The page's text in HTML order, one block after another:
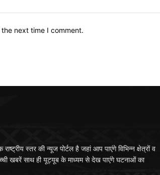
next time I comment.
स्तर की न्यूज पोर्टल है जहां आप पाएंगे विभिन्न क्षेत्रों व
खबरें साथ ही यूट्यूब के माध्यम से देख पाएंगे घटनाओं का